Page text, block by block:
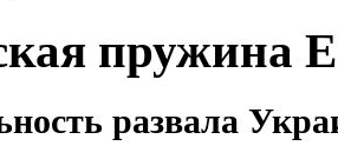
пружина
развала